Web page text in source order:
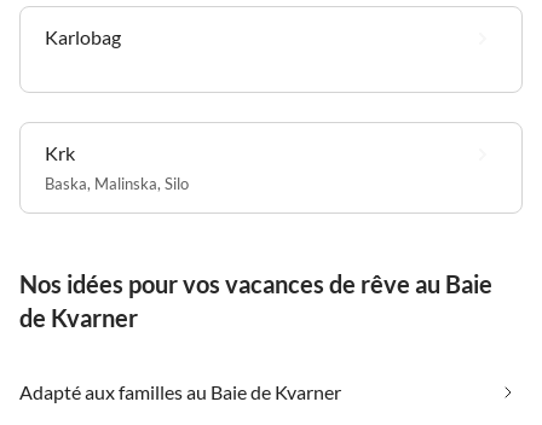
Karlobag
Krk
Baska, Malinska, Silo
Nos idées pour vos vacances de rêve au Baie
de Kvarner
Adapté aux familles au Baie de Kvarner